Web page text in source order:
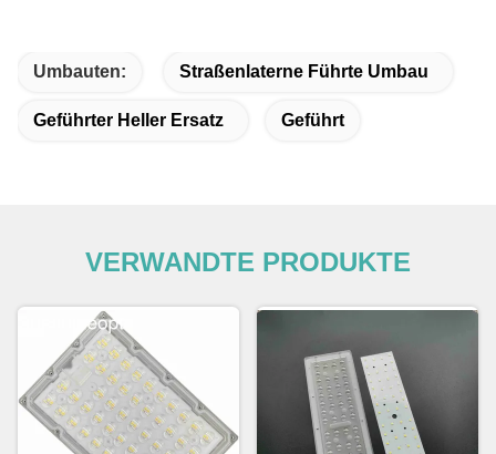
Umbauten: Straßenlaterne Führte Umbau
Geführter Heller Ersatz Geführt
VERWANDTE PRODUKTE